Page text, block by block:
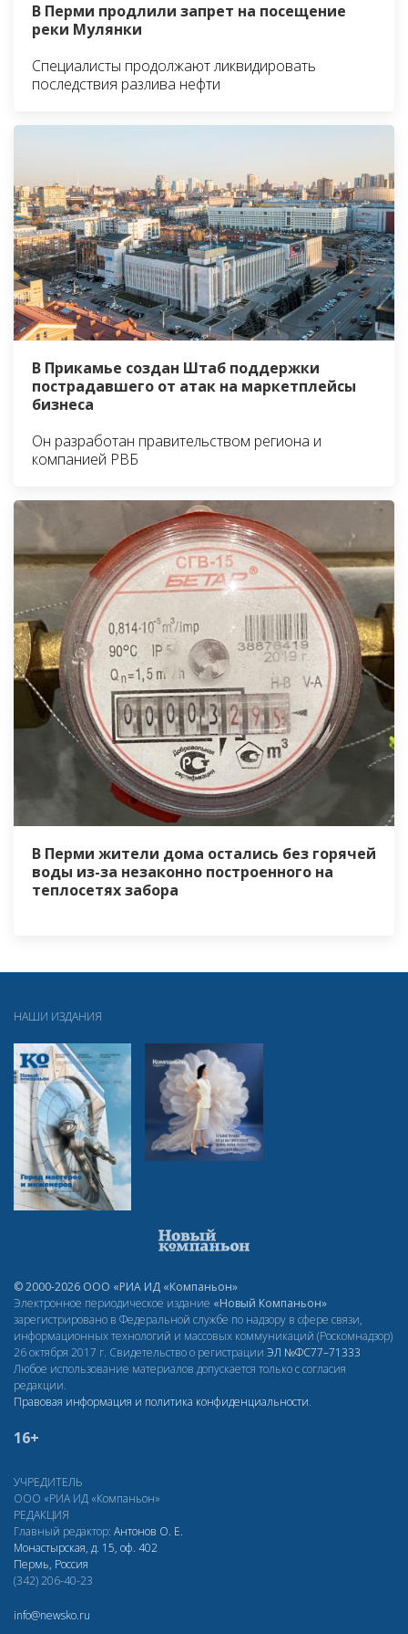
В Перми продлили запрет на посещение
реки Мулянки
Специалисты продолжают ликвидировать
последствия разлива нефти
В Прикамье создан Штаб поддержки
пострадавшего от атак на маркетплейсы
бизнеса
Он разработан правительством региона и
компанией РВБ
В Перми жители дома остались без горячей
воды из-за незаконно построенного на
теплосетях забора
НАШИ ИЗДАНИЯ
© 2000-2026 ООО «РИА ИД «Компаньон»
Электронное периодическое издание «Новый Компаньон»
зарегистрировано в Федеральной службе по надзору в сфере связи,
информационных технологий и массовых коммуникаций (Роскомнадзор)
26 октября 2017 г. Свидетельство о регистрации ЭЛ №ФС77–71333
Любое использование материалов допускается только с согласия
редакции.
Правовая информация и политика конфиденциальности.
16+
УЧРЕДИТЕЛЬ
ООО «РИА ИД «Компаньон»
РЕДАКЦИЯ
Главный редактор: Антонов О. Е.
Монастырская, д. 15, оф. 402
Пермь, Россия
(342) 206-40-23
info@newsko.ru